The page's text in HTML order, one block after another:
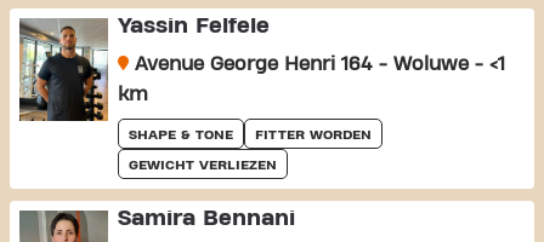
Yassin Felfele
Avenue George Henri 164 - Woluwe - <1
km
SHAPE & TONE FITTER WORDEN
GEWICHT VERLIEZEN
Samira Bennani